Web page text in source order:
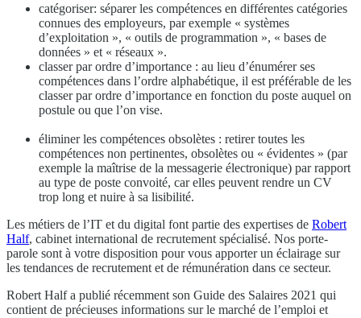
catégoriser: séparer les compétences en différentes catégories
connues des employeurs, par exemple « systèmes
d’exploitation », « outils de programmation », « bases de
données » et « réseaux ».
classer par ordre d’importance : au lieu d’énumérer ses
compétences dans l’ordre alphabétique, il est préférable de les
classer par ordre d’importance en fonction du poste auquel on
postule ou que l’on vise.
éliminer les compétences obsolètes : retirer toutes les
compétences non pertinentes, obsolètes ou « évidentes » (par
exemple la maîtrise de la messagerie électronique) par rapport
au type de poste convoité, car elles peuvent rendre un CV
trop long et nuire à sa lisibilité.
Les métiers de l’IT et du digital font partie des expertises de Robert
Half, cabinet international de recrutement spécialisé. Nos porte-
parole sont à votre disposition pour vous apporter un éclairage sur
les tendances de recrutement et de rémunération dans ce secteur.
Robert Half a publié récemment son Guide des Salaires 2021 qui
contient de précieuses informations sur le marché de l’emploi et